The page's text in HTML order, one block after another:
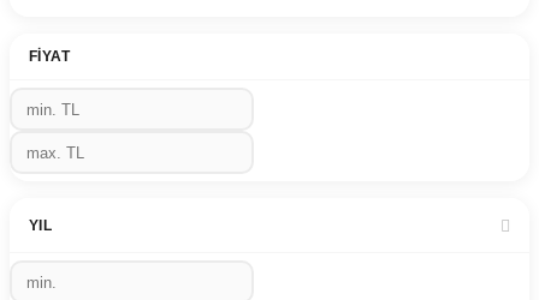
FIYAT
YIL